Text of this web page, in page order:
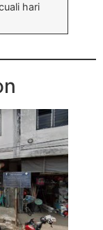
hari